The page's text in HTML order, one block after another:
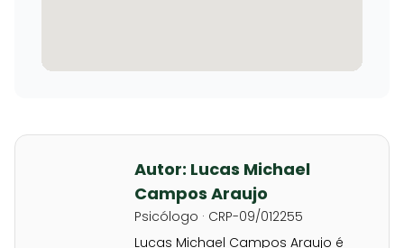
Autor: Lucas Michael
Campos Araujo
Psicólogo · CRP-09/012255
Lucas Michael Campos Araujo é